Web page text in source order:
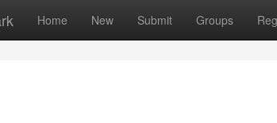
Home New Submit Groups